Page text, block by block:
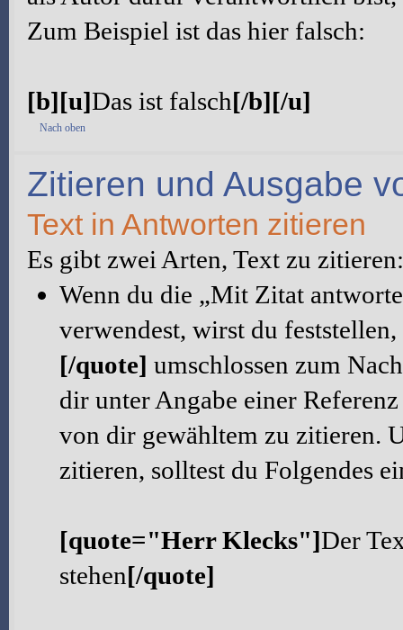
Zum Beispiel ist das hier falsch:
[b][u]Das ist falsch[/b][/u]
Nach oben
Zitieren und Ausgabe
Text in Antworten zitieren
Es gibt zwei Arten, Text zu
Wenn du die „Mit Zitat
verwendest, wirst du
[/quote] umschlossen zum
dir unter Angabe einer
von dir gewähltem zu zitieren.
zitieren, solltest du Folgendes
[quote="Herr Klecks"]Der
stehen[/quote]